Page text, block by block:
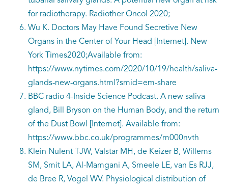
for radiotherapy. Radiother Oncol 2020;
Wu K. Doctors May Have Found Secretive New
Organs in the Center of Your Head [Internet]. New
York Times2020;Available from:
https://www.nytimes.com/2020/10/19/health/saliva-
glands-new-organs.html?smid=em-share
BBC radio 4-Inside Science Podcast. A new saliva
gland, Bill Bryson on the Human Body, and the return
of the Dust Bowl [Internet]. Available from:
https://www.bbc.co.uk/programmes/m000nvth
Klein Nulent TJW, Valstar MH, de Keizer B, Willems
SM, Smit LA, Al-Mamgani A, Smeele LE, van Es RJJ,
de Bree R, Vogel WV. Physiological distribution of